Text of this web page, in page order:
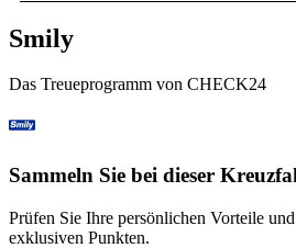
Smily
Das Treueprogramm von CHECK24
Sammeln Sie bei dieser
Prüfen Sie Ihre persönlichen Vorteile
exklusiven Punkten.